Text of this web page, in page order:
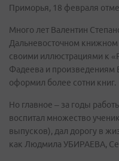
Приморья, 18 февраля
Много лет Валентин
Дальневосточном книжном
своими иллюстрациями к
Фадеева и произведениям
оформил более сотни книг.
Но главное – за годы
воспитал множество
выпусков), дал дорогу в
как Людмила УБИРАЕВА,